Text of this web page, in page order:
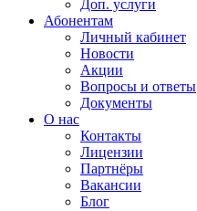
Доп. услуги
Абонентам
Личный кабинет
Новости
Акции
Вопросы и ответы
Документы
О нас
Контакты
Лицензии
Партнёры
Вакансии
Блог